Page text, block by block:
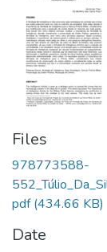
Files
978773588-
pdf(434.66 KB)
Date